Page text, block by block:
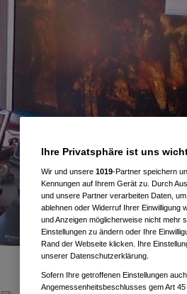
Ihre Privatsphäre ist uns
Wir und unsere 1019-Partner speichern
Kennungen auf Ihrem Gerät zu. Durch
und unsere Partner verarbeiten Daten,
ablehnen oder Widerruf Ihrer Einwilligung
und Anzeigen möglicherweise nicht mehr
Einstellungen zu ändern oder Ihre
Rand der Webseite klicken. Ihre
unserer Datenschutzerklärung.
Sofern Ihre getroffenen Einstellungen
Angemessenheitsbeschlusses gem Art